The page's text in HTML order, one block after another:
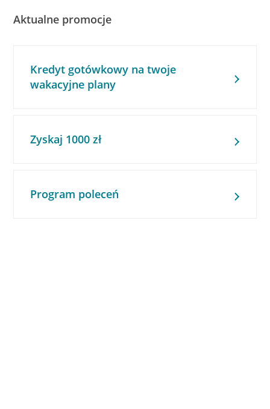
Aktualne promocje
Kredyt gotówkowy na twoje
wakacyjne plany
Zyskaj 1000 zł
Program poleceń